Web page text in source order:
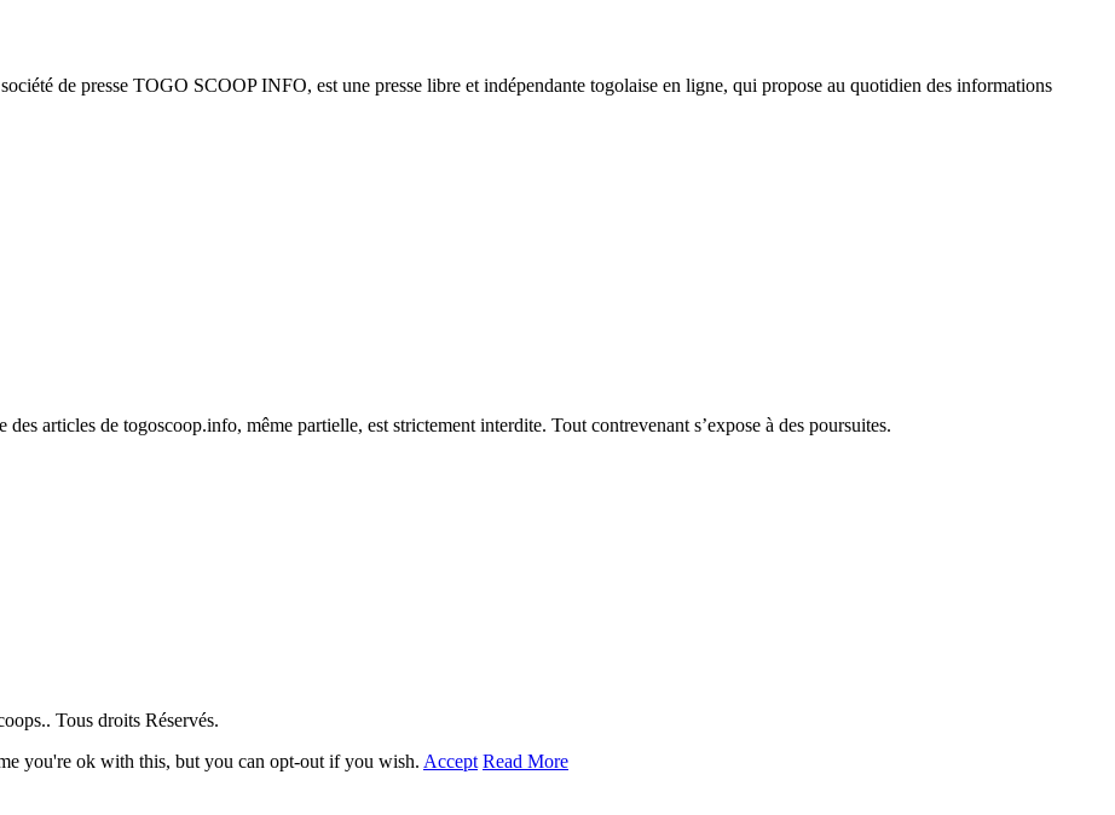
de presse TOGO SCOOP INFO, est une presse libre et indépendante togolaise en ligne, qui propose au quotidien des informations
articles de togoscoop.info, même partielle, est strictement interdite. Tout contrevenant s’expose à des poursuites.
Tous droits Réservés.
you're ok with this, but you can opt-out if you wish. Accept Read More